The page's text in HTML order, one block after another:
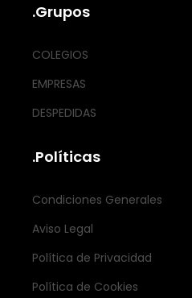
.Grupos
COLEGIOS
EMPRESAS
DESPEDIDAS
.Políticas
Condiciones Generales
Aviso Legal
Política de Privacidad
Política de Cookies